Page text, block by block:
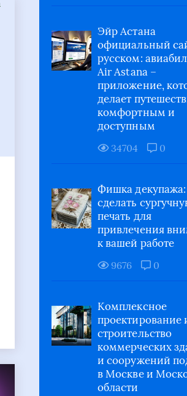
Эйр Астана
официальный
русском:
Air Astana –
приложение,
делает
комфортным и
доступным
34704 0
Фишка
сделать
печать для
привлечения
к вашей работе
9676 0
Комплексное
проектирование
строительство
коммерческих
и сооружений
в Москве и
области